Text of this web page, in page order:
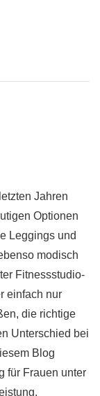
Jahren
Optionen
Leggings und
modisch
Fitnessstudio-
einfach nur
die richtige
Unterschied bei
Blog
für Frauen unter